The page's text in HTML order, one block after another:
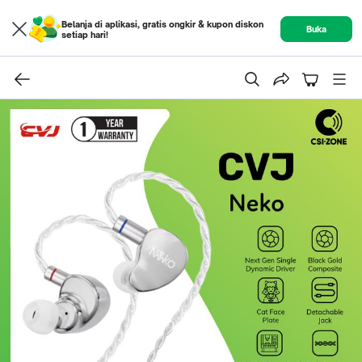
Belanja di aplikasi, gratis ongkir & kupon diskon
setiap hari!
Buka